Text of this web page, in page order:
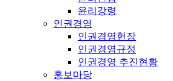
윤리강령
인권경영
인권경영헌장
인권경영규정
인권경영 추진현황
홍보마당